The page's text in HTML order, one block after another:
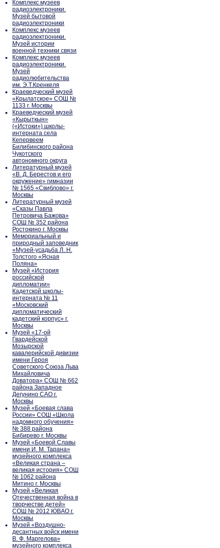
Комплекс музеев
радиоэлектроники.
Музей бытовой
радиоэлектроники
Комплекс музеев
радиоэлектроники.
Музей истории
военной техники связи
Комплекс музеев
радиоэлектроники.
Музей
радиолюбительства
им. Э.Т.Кренкеля
Краеведческий музей
«Крылатское» СОШ №
1133 г. Москвы
Краеведческий музей
«Кырыткын»
(«Истоки») школы-
интерната села
Кепервеем
Билибинского района
Чукотского
автономного округа
Литературный музей
«В. Д. Берестов и его
окружение» гимназии
№ 1565 «Свиблово» г.
Москвы
Литературный музей
«Сказы Павла
Петровича Бажова»
СОШ № 352 района
Ростокино г. Москвы
Мемориальный и
природный заповедник
«Музей-усадьба Л. Н.
Толстого «Ясная
Поляна»
Музей «История
российской
дипломатии»
Кадетской школы-
интерната № 11
«Московский
дипломатический
кадетский корпус» г.
Москвы
Музей «17-ой
Гвардейской
Мозырской
кавалерийской дивизии
имени Героя
Советского Союза Льва
Михайловича
Доватора» СОШ № 662
района Западное
Дегунино САО г.
Москвы
Музей «Боевая слава
России» СОШ «Школа
надомного обучения»
№ 388 района
Бибирево г. Москвы
Музей «Боевой Славы
имени И. М. Тарана»
музейного комплекса
«Великая страна –
великая история» СОШ
№ 1062 района
Митино г. Москвы
Музей «Великая
Отечественная война в
творчестве детей»
СОШ № 2012 ЮВАО г.
Москвы
Музей «Воздушно-
десантных войск имени
В. Ф. Маргелова»
музейного комплекса